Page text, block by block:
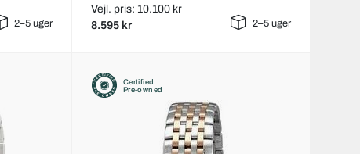
2–5 uger
Vejl. pris: 10.100 kr
8.595 kr 2–5 uger
Certified
Pre-owned